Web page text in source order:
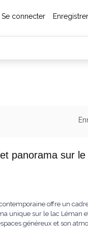
Se connecter Enregistrer
panorama sur le
offre un
unique sur le lac Léman
généreux et son